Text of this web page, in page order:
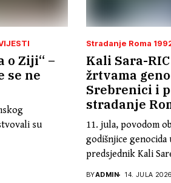
o Ziji“ –
se ne
su
Stradanje Roma
Kali Sara-
žrtvama
Srebrenici i
stradanje
11. jula, povodom
godišnjice genocida
predsjednik Kali
BYADMIN 14. JULA